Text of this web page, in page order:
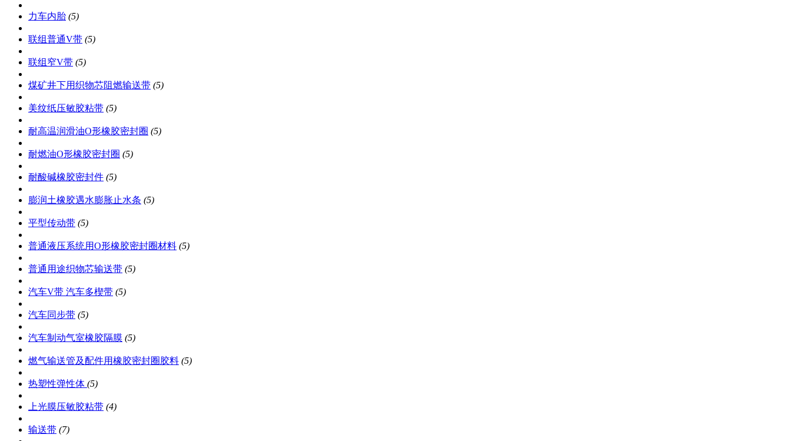
力车内胎 (5)
联组普通V带 (5)
联组窄V带 (5)
煤矿井下用织物芯阻燃输送带 (5)
美纹纸压敏胶粘带 (5)
耐高温润滑油O形橡胶密封圈 (5)
耐燃油O形橡胶密封圈 (5)
耐酸碱橡胶密封件 (5)
膨润土橡胶遇水膨胀止水条 (5)
平型传动带 (5)
普通液压系统用O形橡胶密封圈材料 (5)
普通用途织物芯输送带 (5)
汽车V带 汽车多楔带 (5)
汽车同步带 (5)
汽车制动气室橡胶隔膜 (5)
燃气输送管及配件用橡胶密封圈胶料 (5)
热塑性弹性体 (5)
上光膜压敏胶粘带 (4)
输送带 (7)